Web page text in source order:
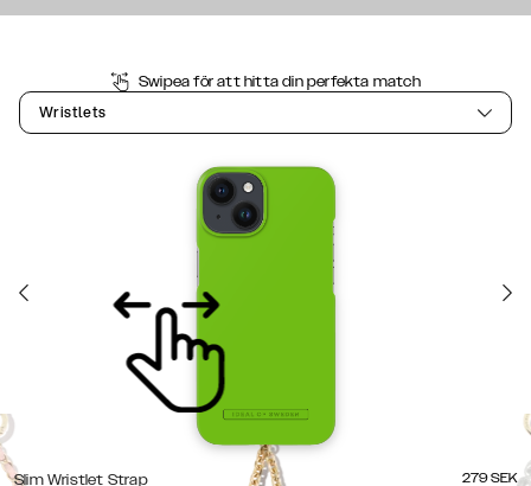
Swipea för att hitta din perfekta match
Wristlets
Slim Wristlet Strap 279 SEK